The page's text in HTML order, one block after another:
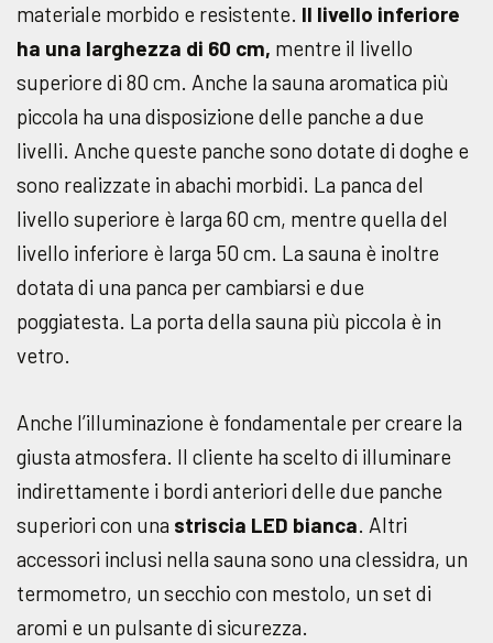
materiale morbido e resistente. Il livello inferiore
ha una larghezza di 60 cm, mentre il livello
superiore di 80 cm. Anche la sauna aromatica più
piccola ha una disposizione delle panche a due
livelli. Anche queste panche sono dotate di doghe e
sono realizzate in abachi morbidi. La panca del
livello superiore è larga 60 cm, mentre quella del
livello inferiore è larga 50 cm. La sauna è inoltre
dotata di una panca per cambiarsi e due
poggiatesta. La porta della sauna più piccola è in
vetro.
Anche l’illuminazione è fondamentale per creare la
giusta atmosfera. Il cliente ha scelto di illuminare
indirettamente i bordi anteriori delle due panche
superiori con una striscia LED bianca. Altri
accessori inclusi nella sauna sono una clessidra, un
termometro, un secchio con mestolo, un set di
aromi e un pulsante di sicurezza.